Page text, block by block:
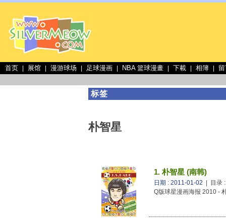
首页 展馆 漫游球场 足球漫画 NBA 篮球漫畫 下載 相簿
标签
朴智星
1. 朴智星 (南韩)
日期 : 2011-01-02 | 目录
Q版球星漫画海报 2010 -